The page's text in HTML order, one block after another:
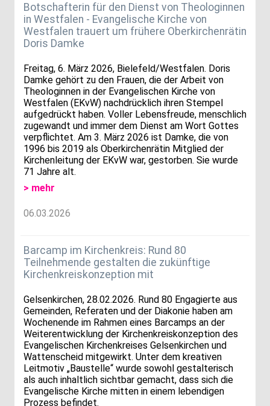
Botschafterin für den Dienst von Theologinnen
in Westfalen - Evangelische Kirche von
Westfalen trauert um frühere Oberkirchenrätin
Doris Damke
Freitag, 6. März 2026, Bielefeld/Westfalen. Doris
Damke gehört zu den Frauen, die der Arbeit von
Theologinnen in der Evangelischen Kirche von
Westfalen (EKvW) nachdrücklich ihren Stempel
aufgedrückt haben. Voller Lebensfreude, menschlich
zugewandt und immer dem Dienst am Wort Gottes
verpflichtet. Am 3. März 2026 ist Damke, die von
1996 bis 2019 als Oberkirchenrätin Mitglied der
Kirchenleitung der EKvW war, gestorben. Sie wurde
71 Jahre alt.
> mehr
06.03.2026
Barcamp im Kirchenkreis: Rund 80
Teilnehmende gestalten die zukünftige
Kirchenkreiskonzeption mit
Gelsenkirchen, 28.02.2026. Rund 80 Engagierte aus
Gemeinden, Referaten und der Diakonie haben am
Wochenende im Rahmen eines Barcamps an der
Weiterentwicklung der Kirchenkreiskonzeption des
Evangelischen Kirchenkreises Gelsenkirchen und
Wattenscheid mitgewirkt. Unter dem kreativen
Leitmotiv „Baustelle“ wurde sowohl gestalterisch
als auch inhaltlich sichtbar gemacht, dass sich die
Evangelische Kirche mitten in einem lebendigen
Prozess befindet.